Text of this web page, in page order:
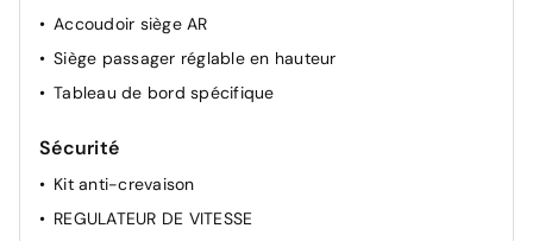
Accoudoir siège AR
Siège passager réglable en hauteur
Tableau de bord spécifique
Sécurité
Kit anti-crevaison
REGULATEUR DE VITESSE